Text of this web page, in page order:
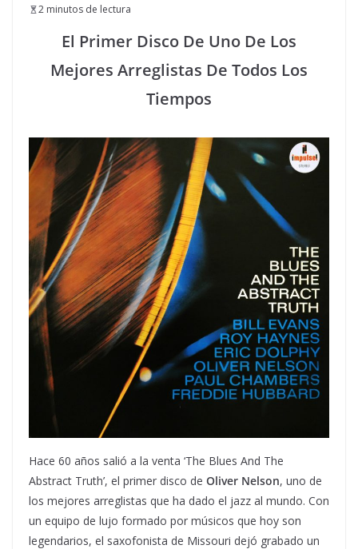
2 minutos de lectura
El Primer Disco De Uno De Los
Mejores Arreglistas De Todos Los
Tiempos
Hace 60 años salió a la venta ‘The Blues And The
Abstract Truth’, el primer disco de Oliver Nelson, uno de
los mejores arreglistas que ha dado el jazz al mundo. Con
un equipo de lujo formado por músicos que hoy son
legendarios, el saxofonista de Missouri dejó grabado un